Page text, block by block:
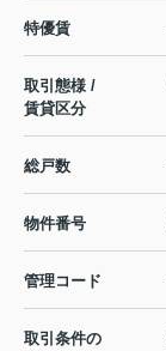
特優賃
取引態様 /
賃貸区分
総戸数
物件番号
管理コード
取引条件の